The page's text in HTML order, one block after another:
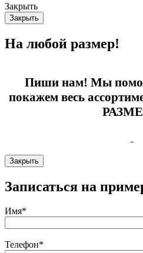
Закрыть
Закрыть
На любой размер!
Пиши нам! Мы
покажем весь
Закрыть
Записаться на
Имя*
Телефон*